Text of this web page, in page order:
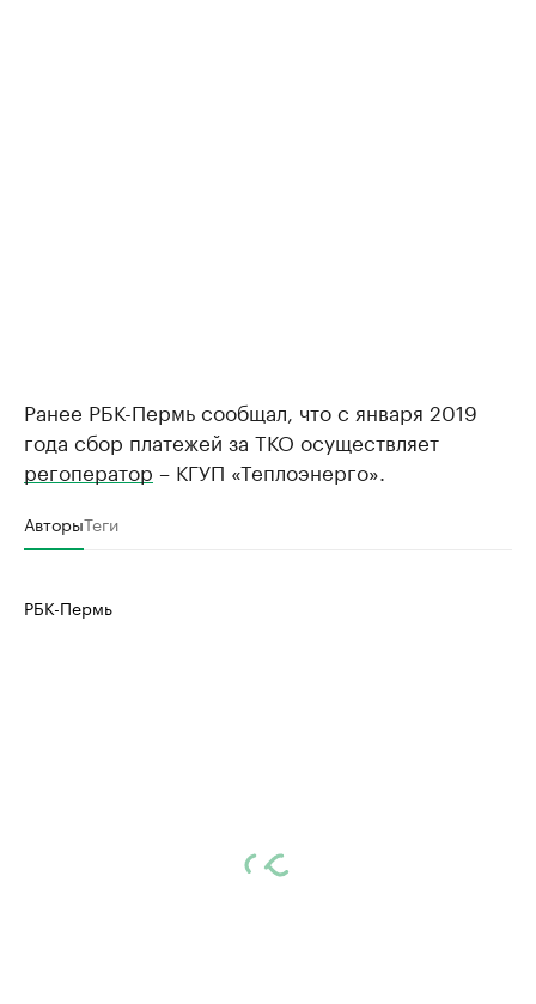
Ранее РБК-Пермь сообщал, что с января 2019
года сбор платежей за ТКО осуществляет
регоператор – КГУП «Теплоэнерго».
АвторыТеги
РБК-Пермь